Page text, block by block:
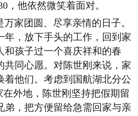
，他依然微笑着面对。
团圆、尽享亲情的日子。
年，放下手头的工作，回到家
和孩子过一个喜庆祥和的春
共同心愿。对陈世刚来说，家
着他们。考虑到国航湖北分公
在外地，陈世刚坚持把假期留
弟，把方便留给急需回家与亲